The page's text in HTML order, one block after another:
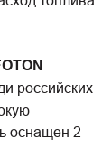
российских
оснащен 2-